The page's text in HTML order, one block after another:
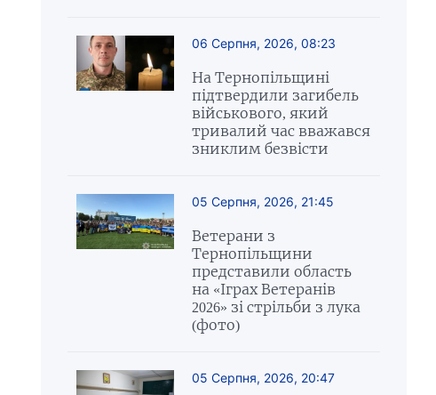
06 Серпня, 2026, 08:23
На Тернопільщині
підтвердили загибель
військового, який
тривалий час вважався
зниклим безвісти
05 Серпня, 2026, 21:45
Ветерани з
Тернопільщини
представили область
на «Іграх Ветеранів
2026» зі стрільби з лука
(фото)
05 Серпня, 2026, 20:47